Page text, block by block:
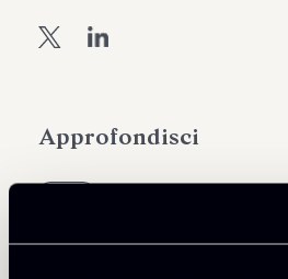
Approfondisci